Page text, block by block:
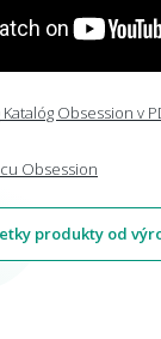
Katalóg Obsession v
Obsession
produkty od